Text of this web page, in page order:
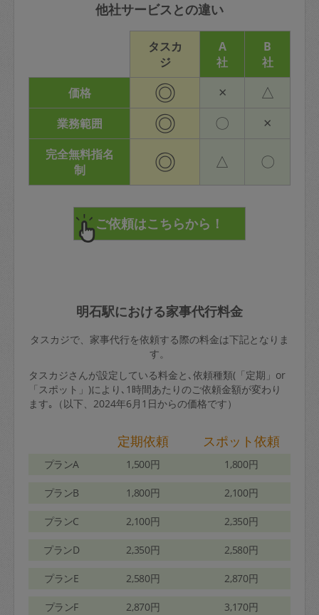
他社サービスとの違い
タスカ
ジ
A
社
B
社
価格
◎ × △
業務範囲 ◎ 〇 ×
完全無料指名
制
◎ △ 〇
明石駅における家事代行料金
タスカジで、家事代行を依頼する際の料金は下記となりま
す。
タスカジさんが設定している料金と､依頼種類(「定期」or
「スポット」)により､1時間あたりのご依頼金額が変わり
ます｡（以下、2024年6月1日からの価格です）
定期依頼 スポット依頼
プランA 1,500円 1,800円
プランB 1,800円 2,100円
プランC 2,100円 2,350円
プランD 2,350円 2,580円
プランE 2,580円 2,870円
プランF 2,870円 3,170円